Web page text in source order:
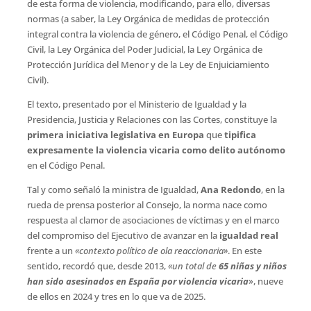
de esta forma de violencia, modificando, para ello, diversas
normas (a saber, la Ley Orgánica de medidas de protección
integral contra la violencia de género, el Código Penal, el Código
Civil, la Ley Orgánica del Poder Judicial, la Ley Orgánica de
Protección Jurídica del Menor y de la Ley de Enjuiciamiento
Civil).
El texto, presentado por el Ministerio de Igualdad y la
Presidencia, Justicia y Relaciones con las Cortes, constituye la
primera iniciativa legislativa en Europa quetipifica
expresamente la violencia vicaria como delito autónomo
en el Código Penal.
Tal y como señaló la ministra de Igualdad,Ana Redondo, en la
rueda de prensa posterior al Consejo, la norma nace como
respuesta al clamor de asociaciones de víctimas y en el marco
del compromiso del Ejecutivo de avanzar en la igualdad real
frente a un «contexto político de ola reaccionaria». En este
sentido, recordó que, desde 2013,«un total de65 niñas y niños
han sido asesinados en España por violencia vicaria», nueve
de ellos en 2024 y tres en lo que va de 2025.